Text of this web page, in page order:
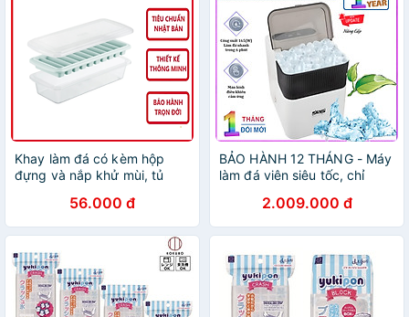
Khay làm đá có kèm hộp
đựng và nắp khử mùi, tủ
56.000 đ
BẢO HÀNH 12 THÁNG - Máy
làm đá viên siêu tốc, chỉ
Nga cao cấp DSP - KD8001
2.009.000 đ